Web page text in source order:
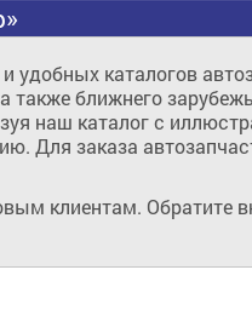
удобных каталогов
также ближнего
наш каталог с
Для заказа
клиентам. Обратите